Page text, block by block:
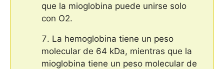
que la mioglobina puede unirse solo
con O2.
La hemoglobina tiene un peso
molecular de 64 kDa, mientras que la
mioglobina tiene un peso molecular de